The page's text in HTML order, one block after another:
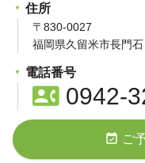
住所
〒830-0027
福岡県久留米市長門
電話番号
contact_phone0942-
event_available ご